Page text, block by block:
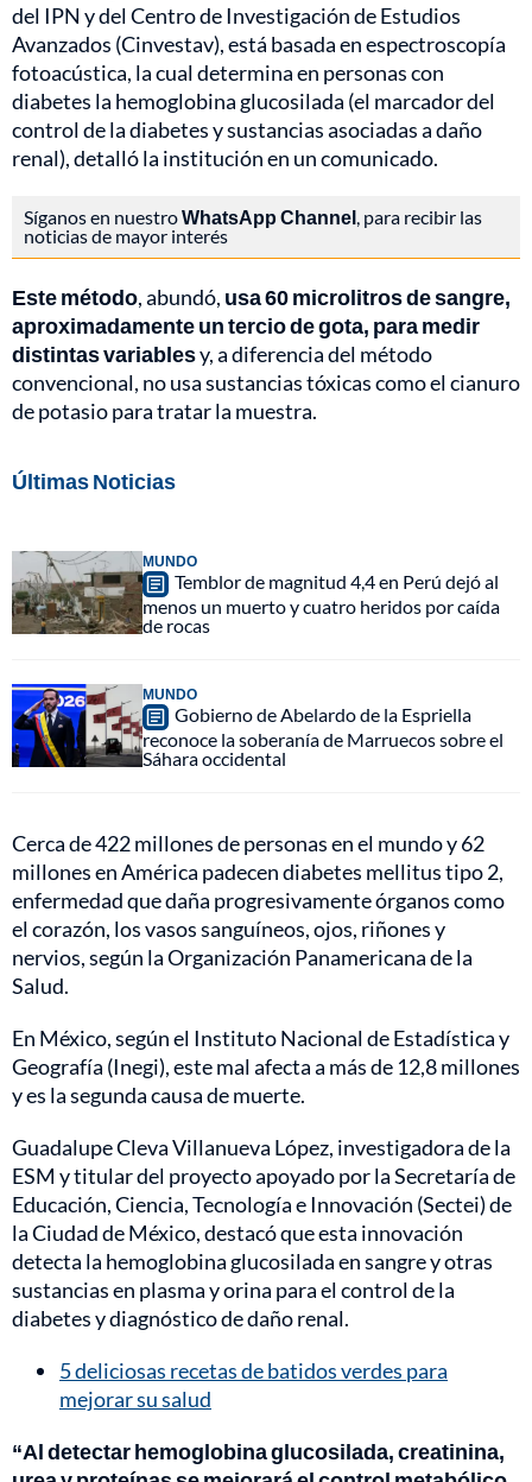
del IPN y del Centro de Investigación de Estudios
Avanzados (Cinvestav), está basada en espectroscopía
fotoacústica, la cual determina en personas con
diabetes la hemoglobina glucosilada (el marcador del
control de la diabetes y sustancias asociadas a daño
renal), detalló la institución en un comunicado.
Síganos en nuestroWhatsApp Channel, para recibir las
noticias de mayor interés
Este método, abundó, usa 60 microlitros de sangre,
aproximadamente un tercio de gota, para medir
distintas variablesy, a diferencia del método
convencional, no usa sustancias tóxicas como el cianuro
de potasio para tratar la muestra.
Últimas Noticias
MUNDO
Temblor de magnitud 4,4 en Perú dejó al
menos un muerto y cuatro heridos por caída
de rocas
MUNDO
Gobierno de Abelardo de la Espriella
reconoce la soberanía de Marruecos sobre el
Sáhara occidental
Cerca de 422 millones de personas en el mundo y 62
millones en América padecen diabetes mellitus tipo 2,
enfermedad que daña progresivamente órganos como
el corazón, los vasos sanguíneos, ojos, riñones y
nervios, según la Organización Panamericana de la
Salud.
En México, según el Instituto Nacional de Estadística y
Geografía (Inegi), este mal afecta a más de 12,8 millones
y es la segunda causa de muerte.
Guadalupe Cleva Villanueva López, investigadora de la
ESM y titular del proyecto apoyado por la Secretaría de
Educación, Ciencia, Tecnología e Innovación (Sectei) de
la Ciudad de México, destacó que esta innovación
detecta la hemoglobina glucosilada en sangre y otras
sustancias en plasma y orina para el control de la
diabetes y diagnóstico de daño renal.
5 deliciosas recetas de batidos verdes para
mejorar su salud
“Al detectar hemoglobina glucosilada, creatinina,